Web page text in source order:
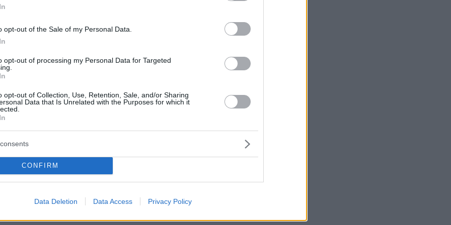
opt-out of the Sale of my Personal Data.
opt-out of processing my Personal Data for Targeted
opt-out of Collection, Use, Retention, Sale, and/or Sharing
Data that Is Unrelated with the Purposes for which it
CONFIRM
Data Deletion Data Access Privacy Policy
κακοκαιρία από αύριο με
και στην Αττική - Για έντονα
προειδοποιεί ο
από Τετάρτη
κακοκαιρία από την Τρίτη με
και στην Αττική, η
Αρναούτογλου - Βροχές με
20άρια σήμερα σε όλη τη